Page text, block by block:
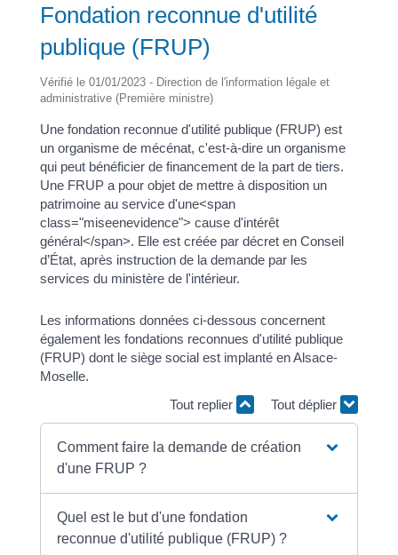
Fondation reconnue d'utilité
publique (FRUP)
Vérifié le 01/01/2023 - Direction de l'information légale et
administrative (Première ministre)
Une fondation reconnue d'utilité publique (FRUP) est
un organisme de mécénat, c'est-à-dire un organisme
qui peut bénéficier de financement de la part de tiers.
Une FRUP a pour objet de mettre à disposition un
patrimoine au service d'une<span
class="miseenevidence"> cause d'intérêt
général</span>. Elle est créée par décret en Conseil
d’État, après instruction de la demande par les
services du ministère de l'intérieur.
Les informations données ci-dessous concernent
également les fondations reconnues d'utilité publique
(FRUP) dont le siège social est implanté en Alsace-
Moselle.
Tout replier
Tout déplier
Comment faire la demande de création
d'une FRUP ?
Quel est le but d'une fondation
reconnue d'utilité publique (FRUP) ?